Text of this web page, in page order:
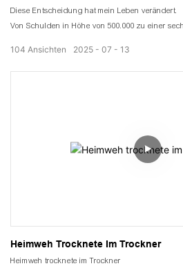
Diese Entscheidung hat mein Leben verändert.
Von Schulden in Höhe von 500.000 zu einer
Ich habe den Rosenmeer aus meiner
Wärmepumpentrockner gegeben.
2025 07 13
104 Ansichten
Heimweh Trocknete Im Trockner
Heimweh trocknete im Trockner